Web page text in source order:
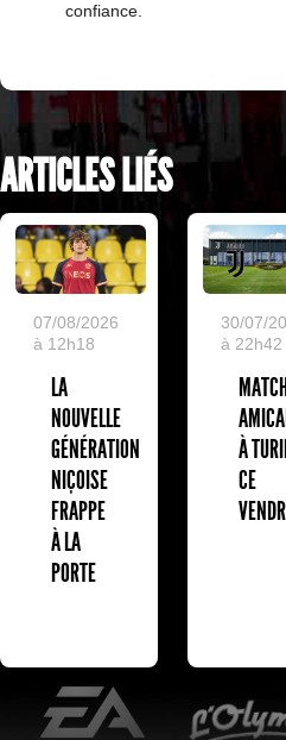
confiance.
ARTICLES LIÉS
07/08/2026
à 12h18
LA
NOUVELLE
GÉNÉRATION
NIÇOISE
FRAPPE
À LA
PORTE
30/07/
à 22h42
MATCH
À
CE
EA Sports